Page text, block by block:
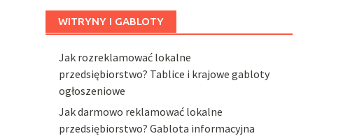
WITRYNY I GABLOTY
Jak rozreklamować lokalne
przedsiębiorstwo? Tablice i krajowe gabloty
ogłoszeniowe
Jak darmowo reklamować lokalne
przedsiębiorstwo? Gablota informacyjna